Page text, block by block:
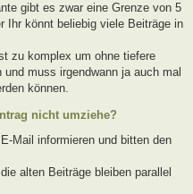
gibt es zwar eine Grenze von 5
Ihr könnt beliebig viele Beiträge in
zu komplex um ohne tiefere
muss irgendwann ja auch mal
können.
nicht umziehe?
Mail informieren und bitten den
alten Beiträge bleiben parallel